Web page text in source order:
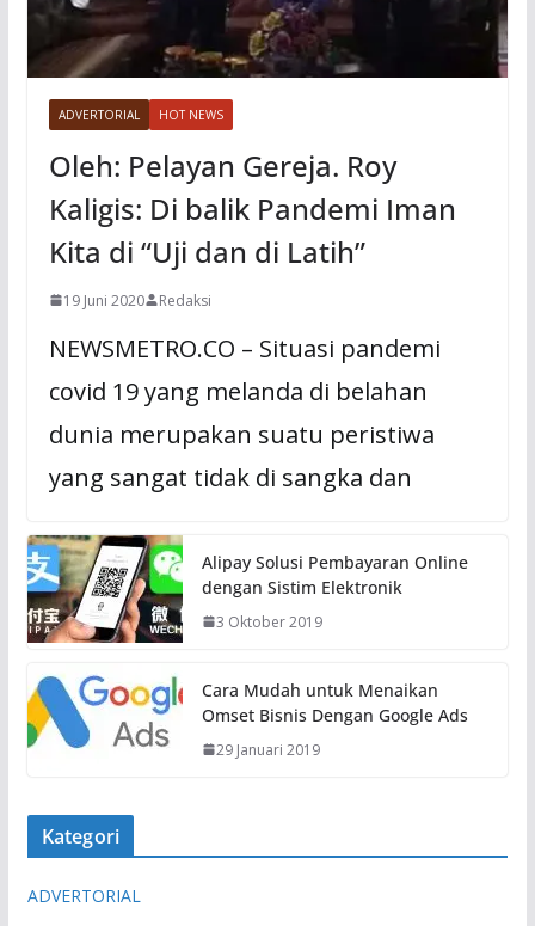
ADVERTORIAL HOT NEWS
Oleh: Pelayan Gereja. Roy
Kaligis: Di balik Pandemi Iman
Kita di “Uji dan di Latih”
19 Juni 2020 Redaksi
NEWSMETRO.CO – Situasi pandemi
covid 19 yang melanda di belahan
dunia merupakan suatu peristiwa
yang sangat tidak di sangka dan
Alipay Solusi Pembayaran Online
dengan Sistim Elektronik
3 Oktober 2019
Cara Mudah untuk Menaikan
Omset Bisnis Dengan Google Ads
29 Januari 2019
Kategori
ADVERTORIAL